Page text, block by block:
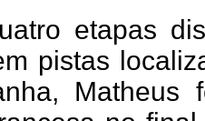
etapas
pistas
Matheus